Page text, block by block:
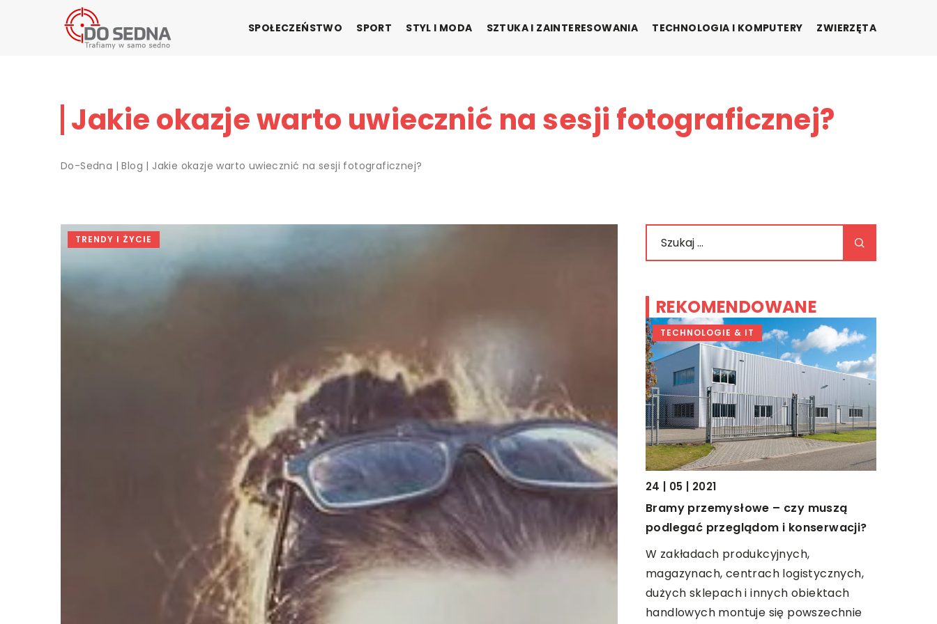
SPOŁECZEŃSTWO SPORT STYL I MODA SZTUKA I ZAINTERESOWANIA TECHNOLOGIA I KOMPUTERY ZWIERZĘTA
Jakie okazje warto uwiecznić na sesji fotograficznej?
Do-Sedna |Blog | Jakie okazje warto uwiecznić na sesji fotograficznej?
TRENDY I ŻYCIE
REKOMENDOWANE
16 | 03 | 2021
Szkolenie ISO – co to jest?
Szkolenie ISO, czyli International
Organization for Standarization ma na
celu przede wszystkim zapoznać jego
uczestników z wymaganiami, które mają
skutecznie […]
06 | 10 | 2019
Jakie części w telefonie trzeba
wymieniać?
Telefon już od lat stał się przedmiotem
codziennego użytku. Wielu
TECHNOLOGIE & IT
24 | 05 | 2021
Bramy przemysłowe – czy muszą
podlegać przeglądom i konserwacji?
W zakładach produkcyjnych,
magazynach, centrach logistycznych,
dużych sklepach i innych obiektach
handlowych montuje się powszechnie